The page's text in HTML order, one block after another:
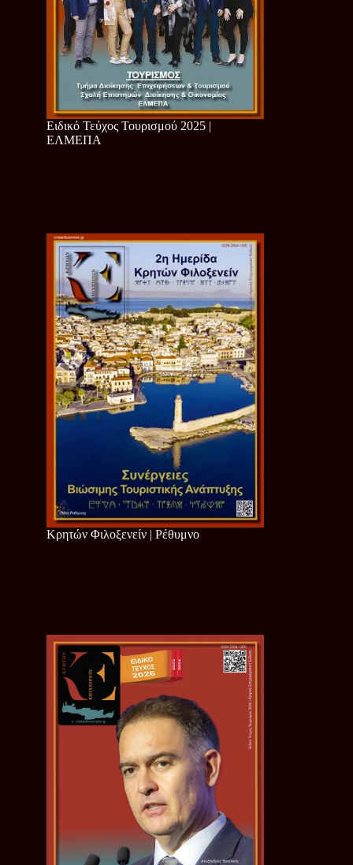
Ειδικό Τεύχος Τουρισμού 2025 |
ΕΛΜΕΠΑ
Κρητών Φιλοξενείν | Ρέθυμνο